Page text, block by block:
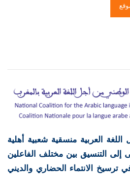
العربية منسقية شعبية أهلية
إلى التنسيق بين مختلف الفاعلين
ترسيخ الانتماء الحضاري والديني